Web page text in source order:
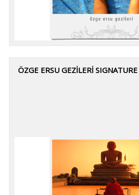
ÖZGE ERSU GEZİLERİ